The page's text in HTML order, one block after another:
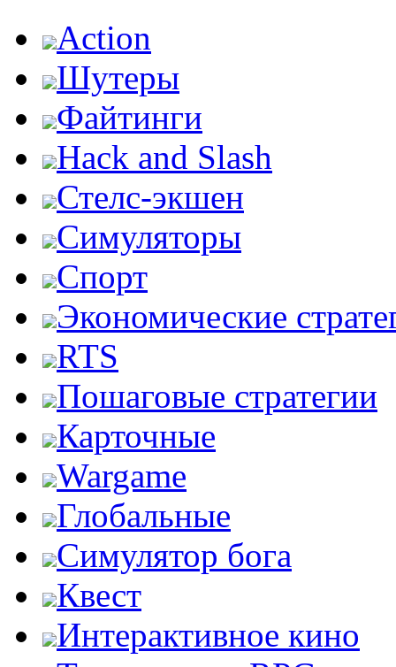
Action
Шутеры
Файтинги
Hack and Slash
Стелс-экшен
Симуляторы
Спорт
Экономические
RTS
Пошаговые стратегии
Карточные
Wargame
Глобальные
Симулятор бога
Квест
Интерактивное кино